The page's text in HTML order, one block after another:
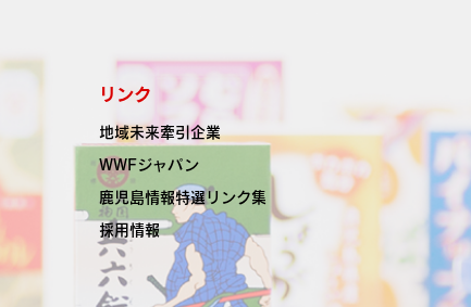
リンク
地域未来牽引企業
WWFジャパン
鹿児島情報特選リンク集
採用情報